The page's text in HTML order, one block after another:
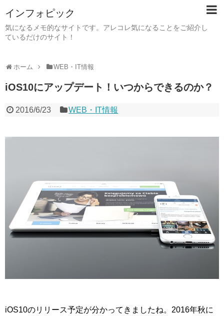
インフォピック
気になるメモ的なサイトです。アレコレ気になることをご紹介し
ているだけのサイト！
ホーム WEB・IT情報
iOS10にアップデート！いつからできるのか？
2016/6/23 WEB・IT情報
iOS10のリリース予定が分かってきましたね。2016年秋に